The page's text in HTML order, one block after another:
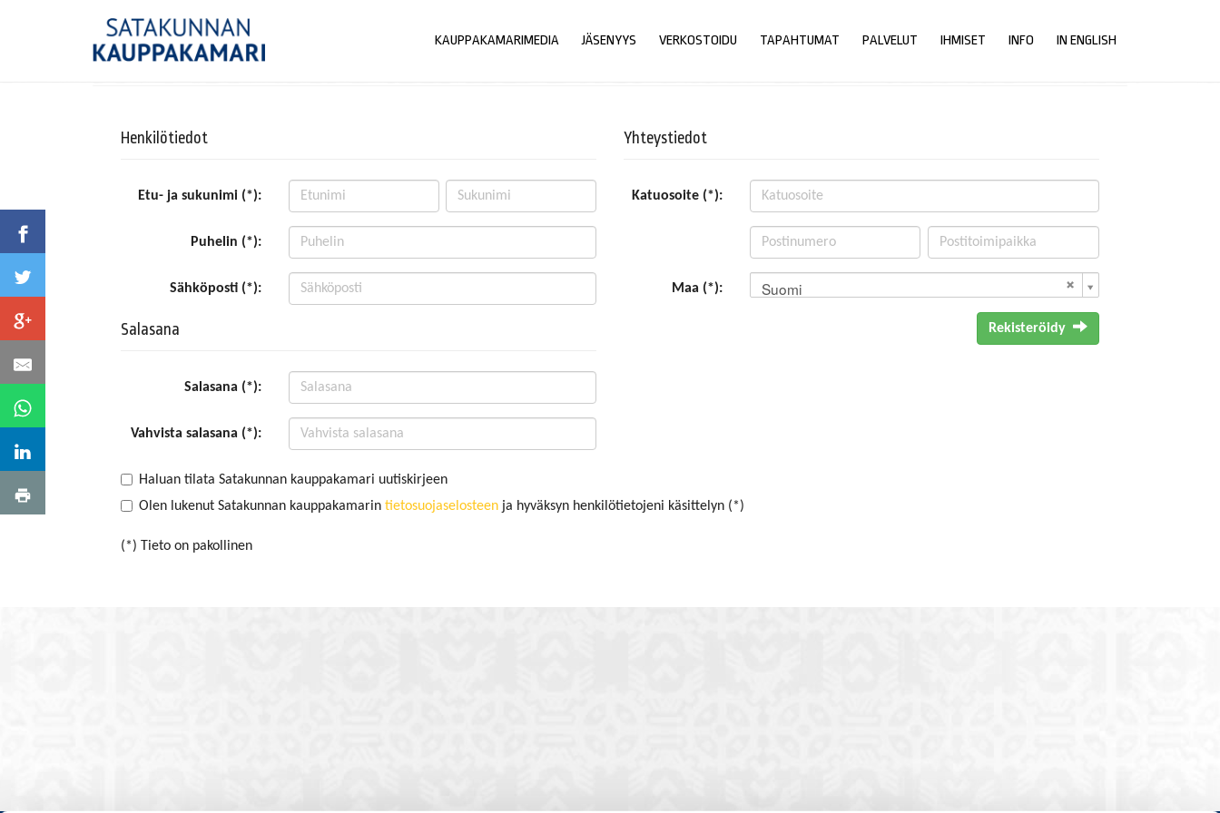
KAUPPAKAMARIMEDIA JÄSENYYS VERKOSTOIDU TAPAHTUMAT PALVELUT IHMISET INFO IN ENGLISH
Henkilötiedot
Etu- ja sukunimi (*):
Puhelin (*):
Sähköposti (*):
Salasana
Salasana (*):
Vahvista salasana (*):
Yhteystiedot
Katuosoite (*):
Maa (*): Suomi
Rekisteröidy
Haluan tilata Satakunnan kauppakamari uutiskirjeen
Olen lukenut Satakunnan kauppakamarin tietosuojaselosteen ja hyväksyn henkilötietojeni käsittelyn (*)
(*) Tieto on pakollinen